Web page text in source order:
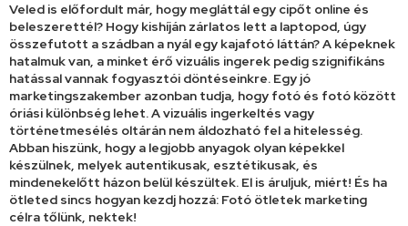
Veled is előfordult már, hogy megláttál egy cipőt online és
beleszerettél? Hogy kishíján zárlatos lett a laptopod, úgy
összefutott a szádban a nyál egy kajafotó láttán? A képeknek
hatalmuk van, a minket érő vizuális ingerek pedig szignifikáns
hatással vannak fogyasztói döntéseinkre. Egy jó
marketingszakember azonban tudja, hogy fotó és fotó között
óriási különbség lehet. A vizuális ingerkeltés vagy
történetmesélés oltárán nem áldozható fel a hitelesség.
Abban hiszünk, hogy a legjobb anyagok olyan képekkel
készülnek, melyek autentikusak, esztétikusak, és
mindenekelőtt házon belül készültek. El is áruljuk, miért! És ha
ötleted sincs hogyan kezdj hozzá: Fotó ötletek marketing
célra tőlünk, nektek!